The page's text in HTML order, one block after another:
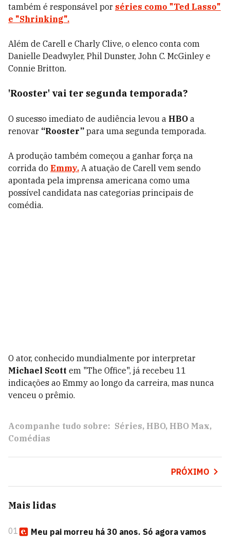
também é responsável por séries como "Ted Lasso"
e "Shrinking".
Além de Carell e Charly Clive, o elenco conta com
Danielle Deadwyler, Phil Dunster, John C. McGinley e
Connie Britton.
'Rooster' vai ter segunda temporada?
O sucesso imediato de audiência levou a HBO a
renovar “Rooster” para uma segunda temporada.
A produção também começou a ganhar força na
corrida do Emmy. A atuação de Carell vem sendo
apontada pela imprensa americana como uma
possível candidata nas categorias principais de
comédia.
O ator, conhecido mundialmente por interpretar
Michael Scott em "The Office", já recebeu 11
indicações ao Emmy ao longo da carreira, mas nunca
venceu o prêmio.
Acompanhe tudo sobre: Séries HBO HBO Max
Comédias
PRÓXIMO
Mais lidas
01
Meu pai morreu há 30 anos. Só agora vamos